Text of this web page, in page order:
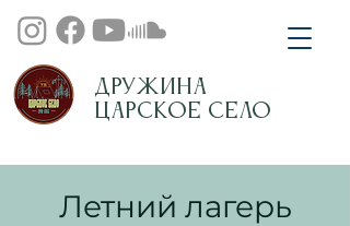
Дружина
Царское Село
Летний лагерь